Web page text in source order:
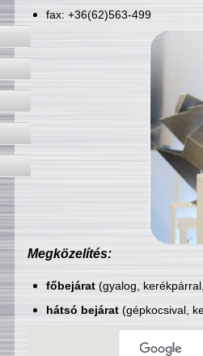
fax: +36(62)563-499
Megközelítés:
főbejárat(gyalog,
hátsó bejárat(gépkocsival,